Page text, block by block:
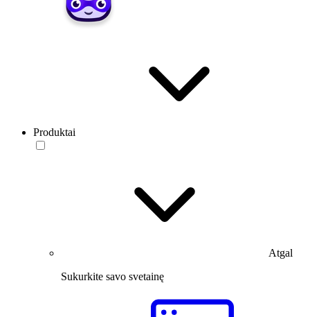
Produktai
Atgal
Sukurkite savo svetainę